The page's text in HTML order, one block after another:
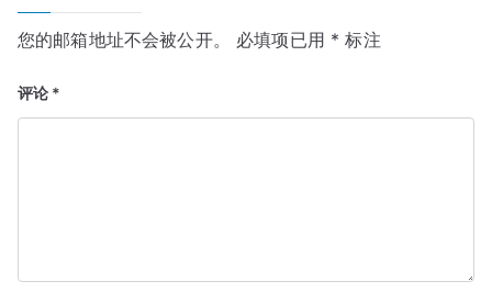
您的邮箱地址不会被公开。 必填项已用 * 标注
评论 *